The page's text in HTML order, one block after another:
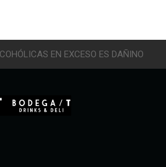
EN EXCESO ES DAÑINO